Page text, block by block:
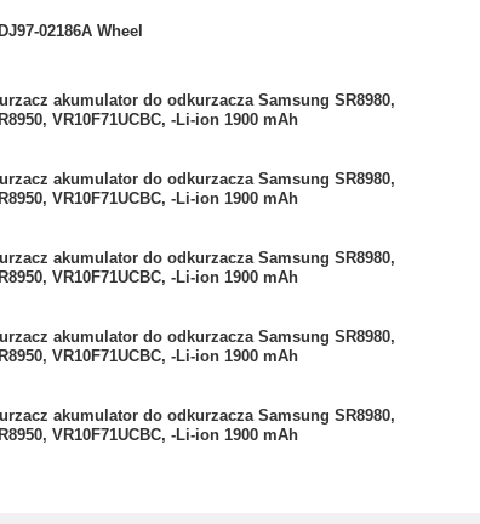
02186A Wheel
akumulator do odkurzacza Samsung SR8980,
VR10F71UCBC, -Li-ion 1900 mAh
akumulator do odkurzacza Samsung SR8980,
VR10F71UCBC, -Li-ion 1900 mAh
akumulator do odkurzacza Samsung SR8980,
VR10F71UCBC, -Li-ion 1900 mAh
akumulator do odkurzacza Samsung SR8980,
VR10F71UCBC, -Li-ion 1900 mAh
akumulator do odkurzacza Samsung SR8980,
VR10F71UCBC, -Li-ion 1900 mAh